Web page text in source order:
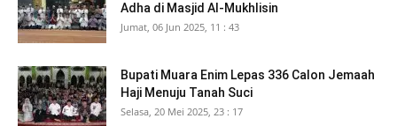
Adha di Masjid Al-Mukhlisin
Jumat, 06 Jun 2025, 11 : 43
Bupati Muara Enim Lepas 336 Calon Jemaah
Haji Menuju Tanah Suci
Selasa, 20 Mei 2025, 23 : 17